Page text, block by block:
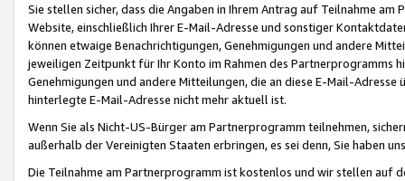
Sie stellen sicher, dass die Angaben in Ihrem Antrag auf Teilnahme
Website, einschließlich Ihrer E-Mail-Adresse und sonstiger
können etwaige Benachrichtigungen, Genehmigungen und andere
jeweiligen Zeitpunkt für Ihr Konto im Rahmen des Partnerprogramms
Genehmigungen und andere Mitteilungen, die an diese E-Mail-
hinterlegte E-Mail-Adresse nicht mehr aktuell ist.
Wenn Sie als Nicht-US-Bürger am Partnerprogramm teilnehmen,
außerhalb der Vereinigten Staaten erbringen, es sei denn, Sie haben
Die Teilnahme am Partnerprogramm ist kostenlos und wir stellen auf